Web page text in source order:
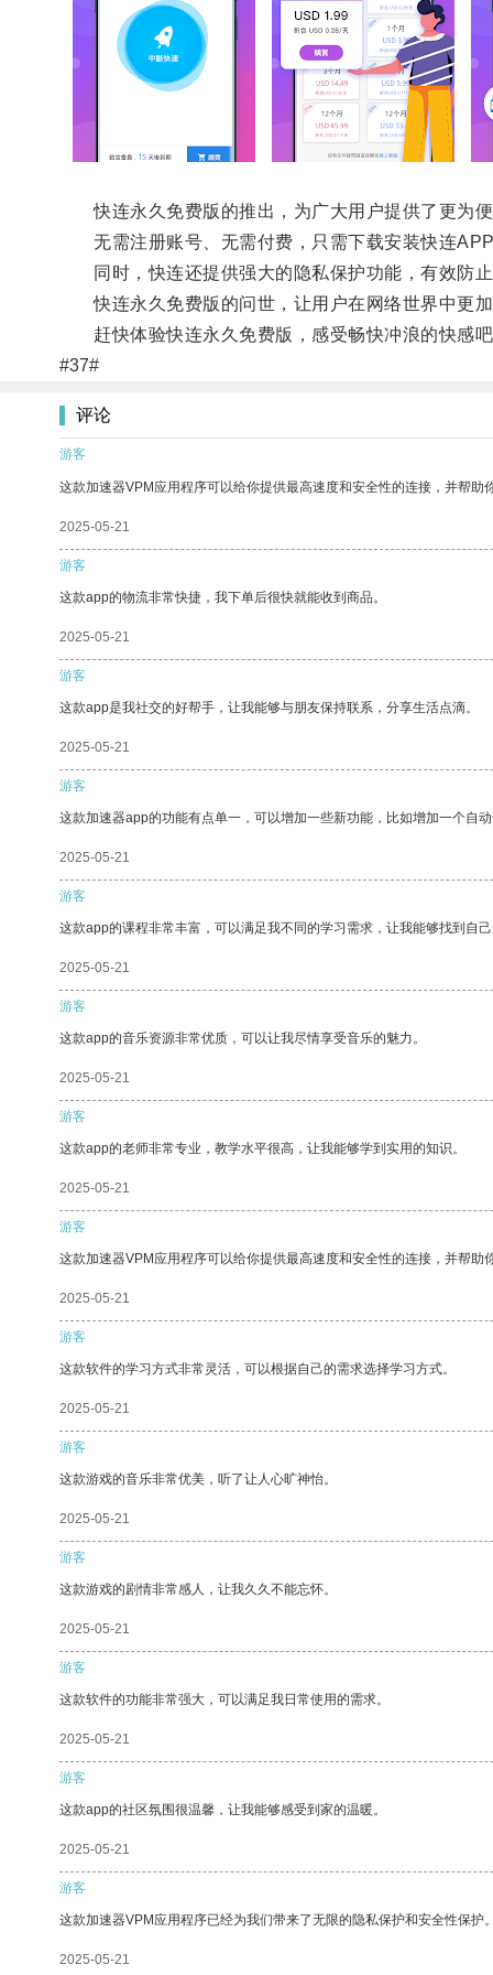
快连永久免费版的推出，为广大用户提供了更为便
无需注册账号、无需付费，只需下载安装快连
同时，快连还提供强大的隐私保护功能，有效防
快连永久免费版的问世，让用户在网络世界中更
赶快体验快连永久免费版，感受畅快冲浪的快感
#37#
评论
游客
这款加速器VPM应用程序可以给你提供最高速度和安全性的连接，并帮助
2025-05-21
游客
这款app的物流非常快捷，我下单后很快就能收到商品。
2025-05-21
游客
这款app是我社交的好帮手，让我能够与朋友保持联系，分享生活点滴。
2025-05-21
游客
这款加速器app的功能有点单一，可以增加一些新功能，比如增加一个自
2025-05-21
游客
这款app的课程非常丰富，可以满足我不同的学习需求，让我能够找到自
2025-05-21
游客
这款app的音乐资源非常优质，可以让我尽情享受音乐的魅力。
2025-05-21
游客
这款app的老师非常专业，教学水平很高，让我能够学到实用的知识。
2025-05-21
游客
这款加速器VPM应用程序可以给你提供最高速度和安全性的连接，并帮助
2025-05-21
游客
这款软件的学习方式非常灵活，可以根据自己的需求选择学习方式。
2025-05-21
游客
这款游戏的音乐非常优美，听了让人心旷神怡。
2025-05-21
游客
这款游戏的剧情非常感人，让我久久不能忘怀。
2025-05-21
游客
这款软件的功能非常强大，可以满足我日常使用的需求。
2025-05-21
游客
这款app的社区氛围很温馨，让我能够感受到家的温暖。
2025-05-21
游客
这款加速器VPM应用程序已经为我们带来了无限的隐私保护和安全性保护
2025-05-21